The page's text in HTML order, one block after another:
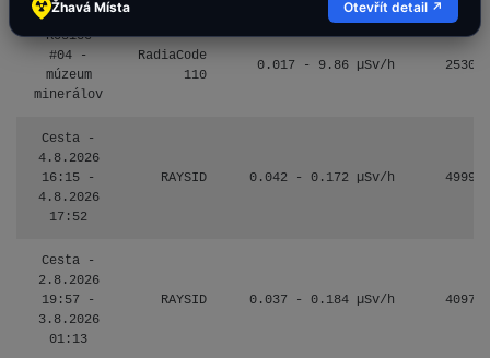
Košice
#04 -
múzeum
minerálov
RadiaCode
110
0.017 - 9.86 µSv/h 2530
Cesta -
4.8.2026
16:15 -
4.8.2026
17:52
RAYSID 0.042 - 0.172 µSv/h 4999
Cesta -
2.8.2026
19:57 -
3.8.2026
01:13
RAYSID 0.037 - 0.184 µSv/h 4097
Žhavá Místa Otevřít detail ↗